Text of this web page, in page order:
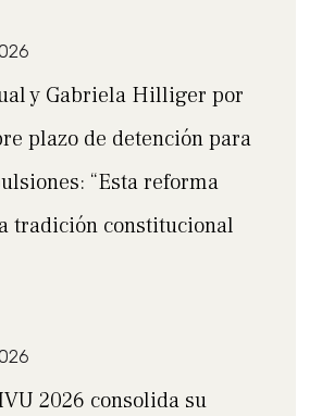
y Gabriela Hilliger por
plazo de detención para
“Esta reforma
tradición constitucional
2026 consolida su